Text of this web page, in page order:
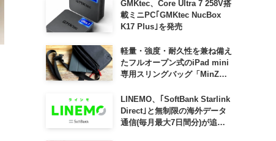
GMKtec、Core Ultra 7 258V搭
載ミニPC｢GMKtec NucBox
K17 Plus｣を発売
軽量・強度・耐久性を兼ね備え
たフルオープン式のiPad mini
専用スリングバッグ「MinZ
発売
LINEMO、｢SoftBank Starlink
Direct｣と無制限の海外データ
通信(毎月最大7日間分)が追加